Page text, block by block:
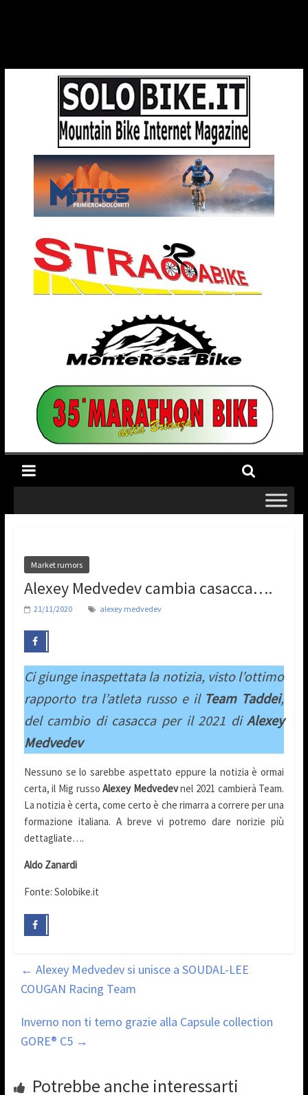
Market rumors
Alexey Medvedev cambia casacca….
21/11/2020 alexey medvedev
Ci giunge inaspettata la notizia, visto l’ottimo
rapporto tra l’atleta russo e il Team Taddei,
del cambio di casacca per il 2021 diAlexey
Medvedev
Nessuno se lo sarebbe aspettato eppure la notizia è ormai
certa, il Mig russoAlexey Medvedevnel 2021 cambierà Team.
La notizia è certa, come certo è che rimarra a correre per una
formazione italiana. A breve vi potremo dare norizie più
dettagliate….
Aldo Zanardi
Fonte: Solobike.it
← Alexey Medvedev si unisce a SOUDAL-LEE
COUGAN Racing Team
Inverno non ti temo grazie alla Capsule collection
GORE® C5 →
Potrebbe anche interessarti